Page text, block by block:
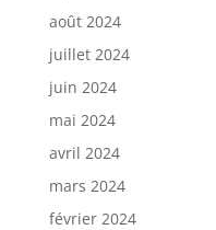
août 2024
juillet 2024
juin 2024
mai 2024
avril 2024
mars 2024
février 2024